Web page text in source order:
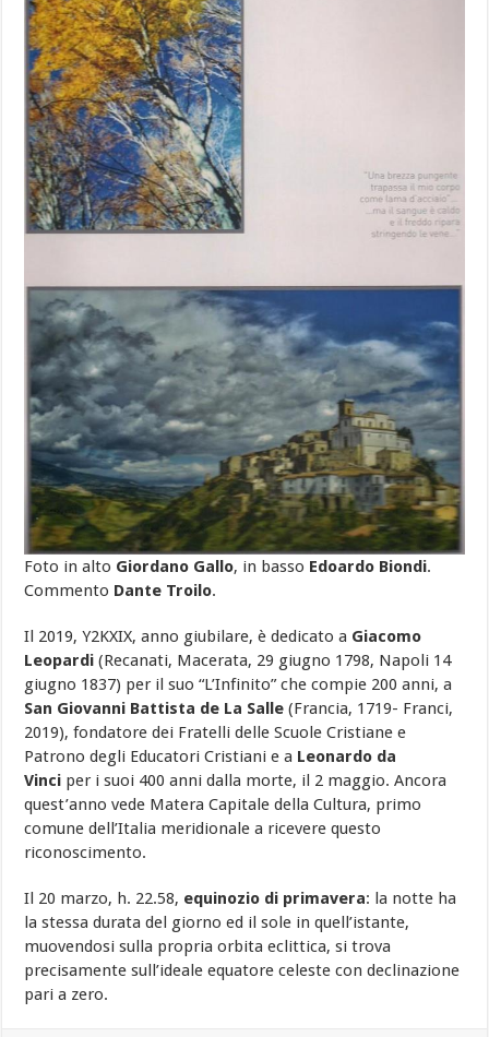
Foto in alto Giordano Gallo, in basso Edoardo Biondi.
Commento Dante Troilo.
Il 2019, Y2KXIX, anno giubilare, è dedicato a Giacomo
Leopardi(Recanati, Macerata, 29 giugno 1798, Napoli 14
giugno 1837) per il suo “L’Infinito” che compie 200 anni, a
San Giovanni Battista de La Salle (Francia, 1719- Franci,
2019), fondatore dei Fratelli delle Scuole Cristiane e
Patrono degli Educatori Cristiani e a Leonardo da
Vinci per i suoi 400 anni dalla morte, il 2 maggio. Ancora
quest’anno vede Matera Capitale della Cultura, primo
comune dell’Italia meridionale a ricevere questo
riconoscimento.
Il 20 marzo, h. 22.58, equinozio di primavera: la notte ha
la stessa durata del giorno ed il sole in quell’istante,
muovendosi sulla propria orbita eclittica, si trova
precisamente sull’ideale equatore celeste con declinazione
pari a zero.